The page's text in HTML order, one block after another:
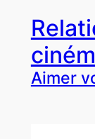
Aimer